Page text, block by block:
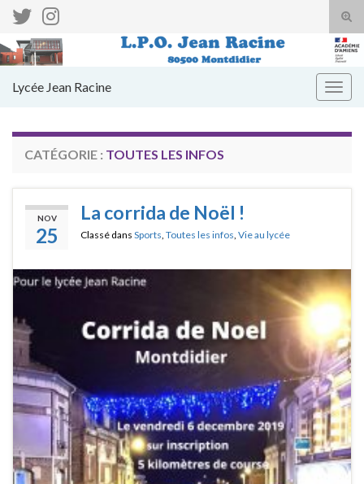
Search for:
Lycée Jean Racine
CATÉGORIE : TOUTES LES INFOS
NOV
25
La corrida de Noël !
Classé dans Sports, Toutes les infos, Vie au lycée